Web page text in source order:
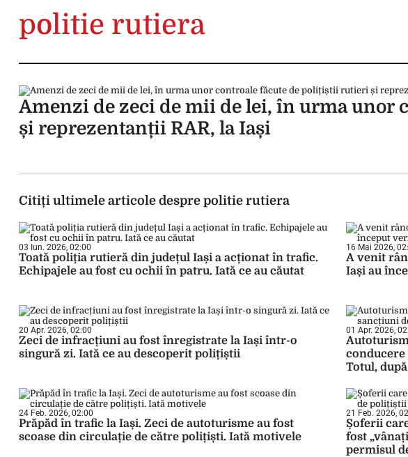
politie rutiera
Amenzi de zeci de mii de lei, în urma
și reprezentanții RAR, la Iași
Citiți ultimele articole despre politie rutiera
03 Iun. 2026, 02:00
Toată poliția rutieră din județul Iași a acționat în trafic.
Echipajele au fost cu ochii în patru. Iată ce au căutat
16 Mai 2026,
A venit
Iași au
20 Apr. 2026, 02:00
Zeci de infracțiuni au fost înregistrate la Iași într-o
singură zi. Iată ce au descoperit polițiștii
01 Apr. 2026,
conducere
Totul,
24 Feb. 2026, 02:00
Prăpăd în trafic la Iași. Zeci de autoturisme au fost
scoase din circulație de către polițiști. Iată motivele
21 Feb. 2026,
Șoferii
fost
permisul